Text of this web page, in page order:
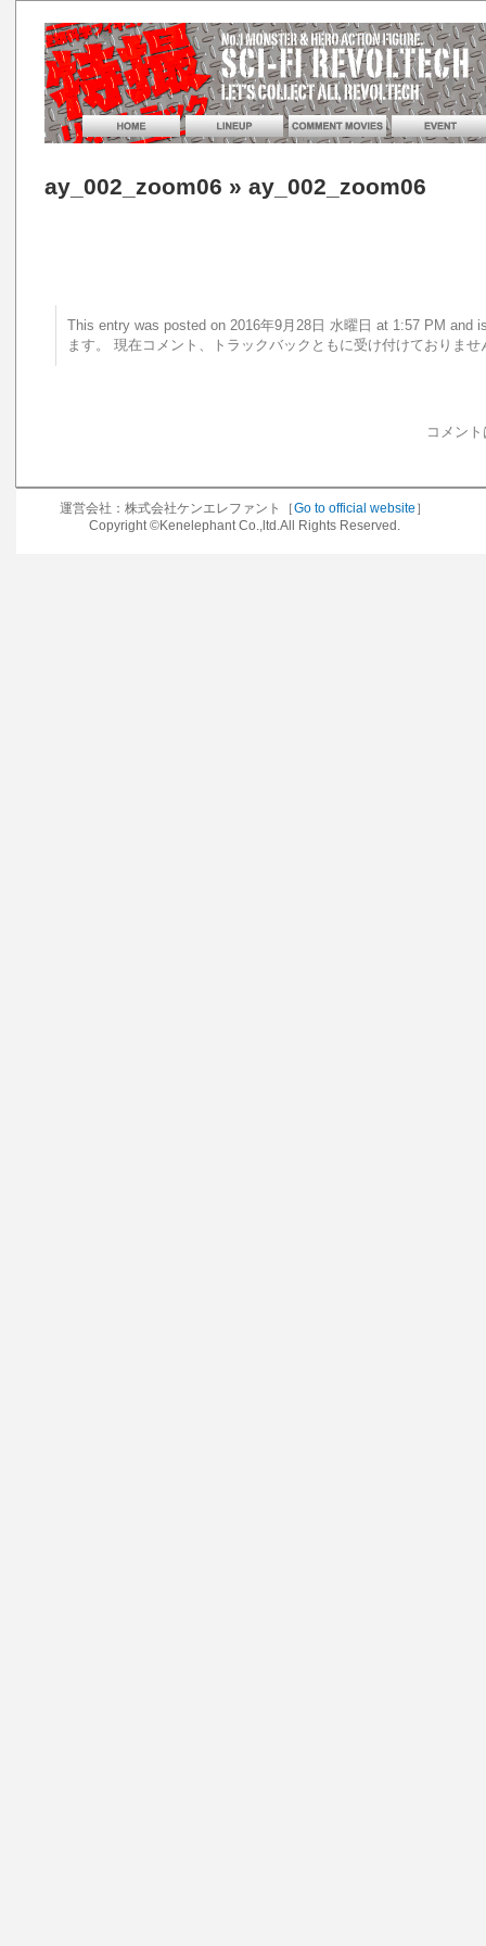
ay_002_zoom06 » ay_002_zoom06
This entry was posted on 2016年9月28日 水曜日 at 1:57 PM
ます。 現在コメント、トラックバックともに受け付けておりませ
コメン
運営会社：株式会社ケンエレファント［Go to official website ］
Copyright ©Kenelephant Co.,ltd.All Rights Reserved.